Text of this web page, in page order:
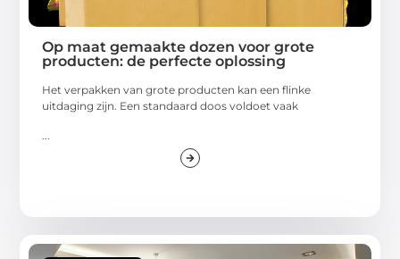
Op maat gemaakte dozen voor grote
producten: de perfecte oplossing
Het verpakken van grote producten kan een flinke
uitdaging zijn. Een standaard doos voldoet vaak